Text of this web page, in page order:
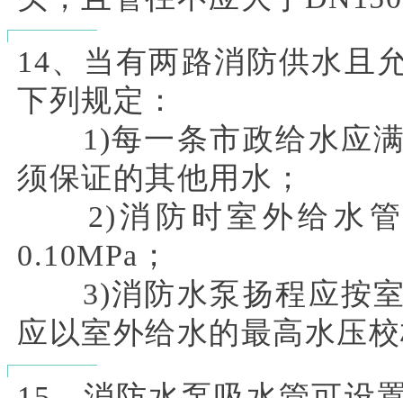
14、当有两路消防供水且
下列规定：
1)每一条市政给水应满
须保证的其他用水；
2)消防时室外给水管
0.10MPa；
3)消防水泵扬程应按室
应以室外给水的最高水压